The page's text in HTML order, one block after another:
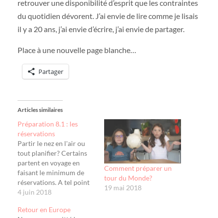
retrouver une disponibilité d’esprit que les contraintes
du quotidien dévorent. J’ai envie de lire comme je lisais
il y a 20 ans, j’ai envie d’écrire, j’ai envie de partager.
Place à une nouvelle page blanche…
Partager
Articles similaires
Préparation 8.1 : les
réservations
Partir le nez en l'air ou
tout planifier? Certains
partent en voyage en
faisant le minimum de
réservations. A tel point
qu'ils ne savent pas à
moyen de transport ils
4 juin 2018
Comment préparer un
tour du Monde?
19 mai 2018
Retour en Europe